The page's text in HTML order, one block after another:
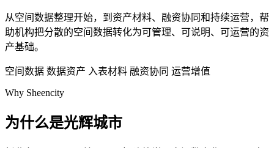
从空间数据整理开始，到资产材料、融资协同和持续运营，帮
助机构把分散的空间数据转化为可管理、可说明、可运营的资
产基础。
空间数据 数据资产 入表材料 融资协同 运营增值
Why Sheencity
为什么是光辉城市